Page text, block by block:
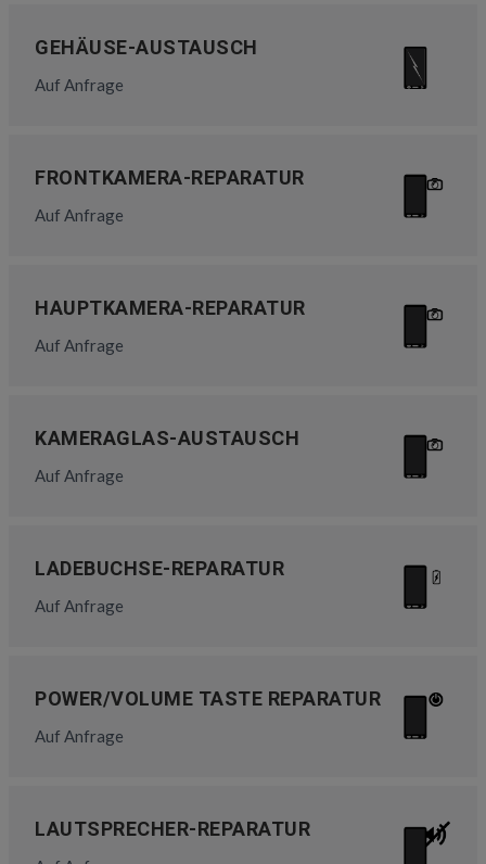
GEHÄUSE-AUSTAUSCH
Auf Anfrage
FRONTKAMERA-REPARATUR
Auf Anfrage
HAUPTKAMERA-REPARATUR
Auf Anfrage
KAMERAGLAS-AUSTAUSCH
Auf Anfrage
LADEBUCHSE-REPARATUR
Auf Anfrage
POWER/VOLUME TASTE REPARATUR
Auf Anfrage
LAUTSPRECHER-REPARATUR